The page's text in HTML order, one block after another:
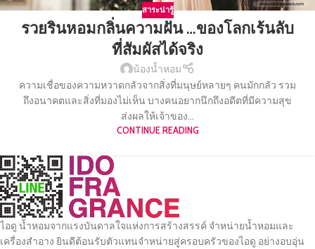
สาระน่ารู้
รวยรินหอมกลิ่นความฝัน …ของโลกเร้นลับ
ที่สัมผัสได้จริง
น้องน้ำหอม
ความเชื่อของความหวาดกลัวจากสิ่งที่มนุษย์หลายๆ คนมักกลัว รวม
ถึงอนาคตและสิ่งที่มองไม่เห็น บางคนอยากนึกถึงอดีตที่มีความสุข
ส่งผลให้เจ้าของ...
CONTINUE READING
ไอดู น้ำหอมจากแรงบันดาลใจแห่งการสร้างสรรค์ จำหน่ายน้ำหอมและ
เครื่องสำอาง ยินดีต้อนรับตัวแทนจำหน่ายสู่ครอบครัวของไอดู อย่างอบอุ่น